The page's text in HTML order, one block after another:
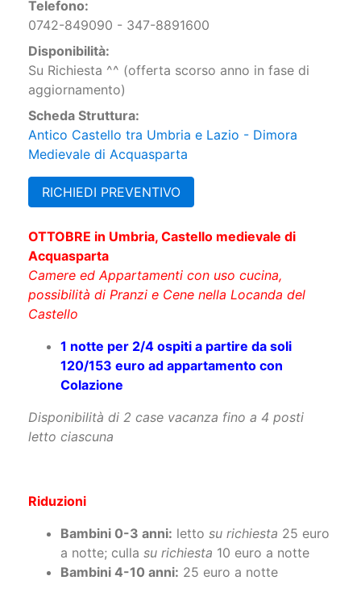
Telefono:
0742-849090 - 347-8891600
Disponibilità:
Su Richiesta ^^ (offerta scorso anno in fase di
aggiornamento)
Scheda Struttura:
Antico Castello tra Umbria e Lazio - Dimora
Medievale di Acquasparta
OTTOBRE in Umbria, Castello medievale di
Acquasparta
Camere ed Appartamenti con uso cucina,
possibilità di Pranzi e Cene nella Locanda del
Castello
1 notte per 2/4 ospiti a partire da soli
120/153 euro ad appartamento con
Colazione
Disponibilità di 2 case vacanza fino a 4 posti
Riduzioni
Bambini 0-3 anni:lettosu richiesta 25 euro
a notte; cullasu richiesta10 euro a notte